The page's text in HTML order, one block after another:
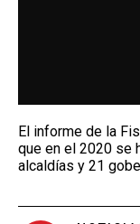
El informe de la
que en el 2020 se
alcaldías y 21